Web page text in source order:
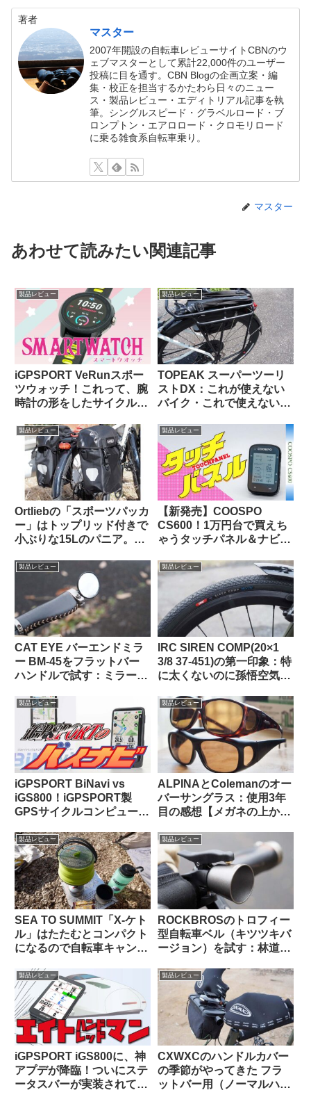
著者
マスター
2007年開設の自転車レビューサイトCBNのウ
ェブマスターとして累計22,000件のユーザー
投稿に目を通す。CBN Blogの企画立案・編
集・校正を担当するかたわら日々のニュー
ス・製品レビュー・エディトリアル記事を執
筆。シングルスピード・グラベルロード・ブ
ロンプトン・エアロロード・クロモリロード
に乗る雑食系自転車乗り。
マスター
あわせて読みたい関連記事
製品レビュー
iGPSPORT VeRunスポー
ツウォッチ！これって、腕
時計の形をしたサイクルコ
製品レビュー
TOPEAK スーパーツーリ
ストDX：これが使えない
バイク・これで使えないバ
思えるほど万能なリアラッ
クの優等生
製品レビュー
Ortliebの「スポーツパッカ
ー」はトップリッド付きで
小ぶりな15Lのパニア。ど
い方に向いている？
製品レビュー
【新発売】COOSPO
CS600！1万円台で買えち
ゃうタッチパネル＆ナビ対
タの実力って、どんな感
製品レビュー
CAT EYE バーエンドミラ
ー BM-45をフラットバー
ハンドルで試す：ミラー部
は果たして!?
製品レビュー
IRC SIREN COMP(20×1
3/8 37-451)の第一印象：特
に太くないのに孫悟空気分
（ガチ競技用の高級タイ
ヤ）【Tern Crest カスタマ
イズ】
製品レビュー
iGPSPORT BiNavi vs
iGS800！iGPSPORT製
GPSサイクルコンピュータ
製品レビュー
ALPINAとColemanのオー
バーサングラス：使用3年
目の感想【メガネの上から
円】
製品レビュー
SEA TO SUMMIT「X-ケト
ル」はたたむとコンパクト
になるので自転車キャンツ
ン
製品レビュー
ROCKBROSのトロフィー
型自転車ベル（キツツキバ
ージョン）を試す：林道サ
リ出会わないために…
製品レビュー
iGPSPORT iGS800に、神
アプデが降臨！ついにステ
ータスバーが実装されて俺
製品レビュー
CXWXCのハンドルカバー
の季節がやってきた フラ
ットバー用（ノーマルハン